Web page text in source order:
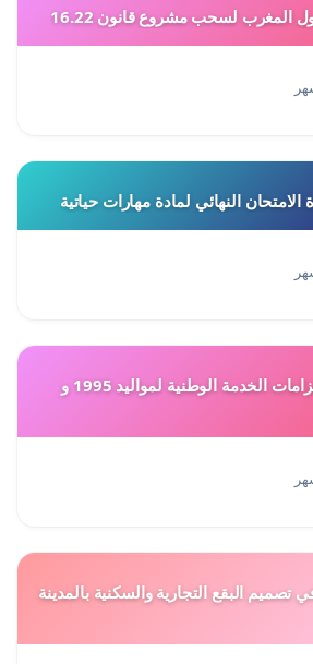
المغرب لسحب مشروع قانون 16.22
النهائي لمادة مهارات حياتية
استصدار إعفاء من إلتزامات الخدمة الوطنية لمواليد 1995 و
تصميم البقع التجارية والسكنية بالمدينة